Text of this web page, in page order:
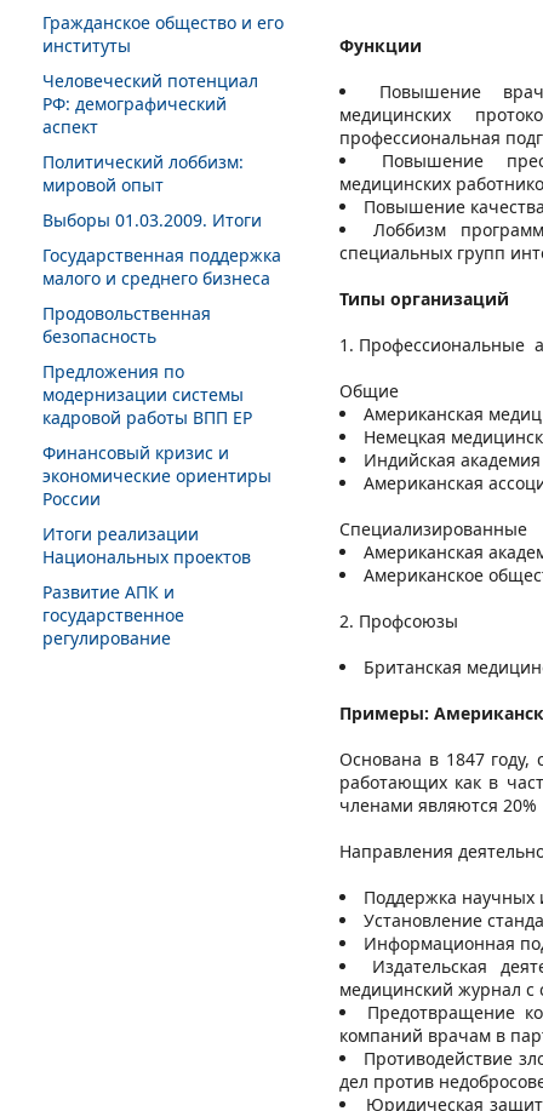
Гражданское общество и его
институты
Человеческий потенциал
РФ: демографический
аспект
Политический лоббизм:
мировой опыт
Выборы 01.03.2009. Итоги
Государственная поддержка
малого и среднего бизнеса
Продовольственная
безопасность
Предложения по
модернизации системы
кадровой работы ВПП ЕР
Финансовый кризис и
экономические ориентиры
России
Итоги реализации
Национальных проектов
Развитие АПК и
государственное
регулирование
Функции
Повышение
медицинских
профессиональная
Повышение
медицинских
Повышение
Лоббизм
специальных групп
Типы организаций
Профессиональные
Общие
Американская
Немецкая
Индийская
Американская
Специализированные
Американская
Американское
2. Профсоюзы
Британская
Примеры:
Основана в 1847
работающих как в
членами являются
Направления
Поддержка научных
Установление
Информационная
Издательская
медицинский журнал
Предотвращение
компаний врачам в
Противодействие
дел против
Юридическая